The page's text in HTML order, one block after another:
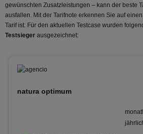
gewünschten Zusatzleistungen – kann der beste
ausfallen. Mit der Tarifnote erkennen Sie auf
Tarif ist. Für den aktuellen Testcase wurden
Testsieger ausgezeichnet:
natura optimum